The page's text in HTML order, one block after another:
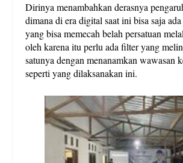
Dirinya menambahkan derasnya
dimana di era digital saat ini bisa saja
yang bisa memecah belah persatuan
oleh karena itu perlu ada filter yang
satunya dengan menanamkan wawasan
seperti yang dilaksanakan ini.